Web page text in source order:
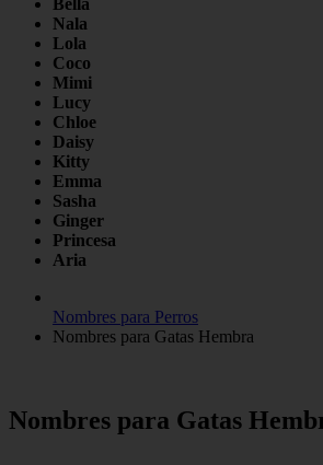
Bella
Nala
Lola
Coco
Mimi
Lucy
Chloe
Daisy
Kitty
Emma
Sasha
Ginger
Princesa
Aria
Nombres para Perros
Nombres para Gatas Hembra
Nombres para Gatas